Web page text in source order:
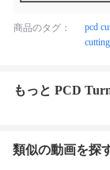
商品のタグ： pcd
もっと PCD
類似の動画を探